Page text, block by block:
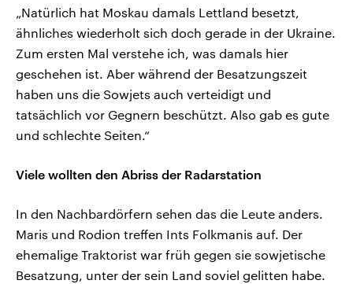
„Natürlich hat Moskau damals Lettland besetzt,
ähnliches wiederholt sich doch gerade in der Ukraine.
Zum ersten Mal verstehe ich, was damals hier
geschehen ist. Aber während der Besatzungszeit
haben uns die Sowjets auch verteidigt und
tatsächlich vor Gegnern beschützt. Also gab es gute
und schlechte Seiten.“
Viele wollten den Abriss der Radarstation
In den Nachbardörfern sehen das die Leute anders.
Maris und Rodion treffen Ints Folkmanis auf. Der
ehemalige Traktorist war früh gegen sie sowjetische
Besatzung, unter der sein Land soviel gelitten habe.